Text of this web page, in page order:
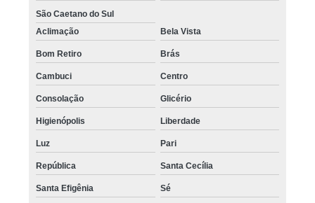
São Caetano do Sul
Aclimação
Bela Vista
Bom Retiro Brás
Cambuci Centro
Consolação Glicério
Higienópolis Liberdade
Luz Pari
República Santa Cecília
Santa Efigênia Sé